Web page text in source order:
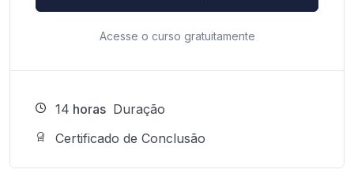
Acesse o curso gratuitamente
14 horas Duração
Certificado de Conclusão